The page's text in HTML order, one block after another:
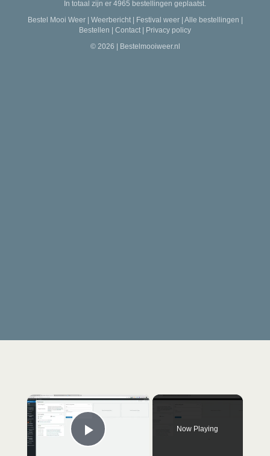
In totaal zijn er 4965 bestellingen geplaatst.
Bestel Mooi Weer| Weerbericht| Festival weer| Alle bestellingen |
Bestellen | Contact | Privacy policy
© 2026 | Bestelmooiweer.nl
×
Play Video
Now Playing